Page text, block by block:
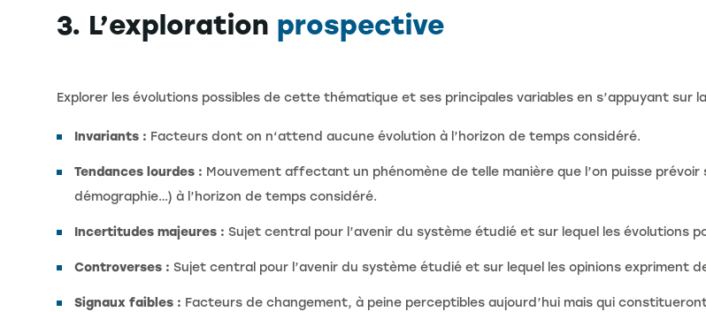
3. L’exploration prospective
Explorer les évolutions possibles de cette thématique et ses principales variables en s’appuyant sur
Invariants : Facteurs dont on n‘attend aucune évolution à l’horizon de temps considéré.
Tendances lourdes : Mouvement affectant un phénomène de telle manière que l’on puisse
démographie…) à l’horizon de temps considéré.
Incertitudes majeures : Sujet central pour l’avenir du système étudié et sur lequel les évolutions
Controverses : Sujet central pour l’avenir du système étudié et sur lequel les opinions expriment
Signaux faibles : Facteurs de changement, à peine perceptibles aujourd’hui mais qui